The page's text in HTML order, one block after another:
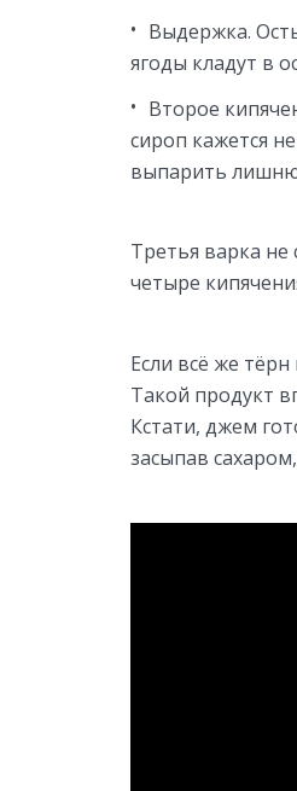
Выдержка.
ягоды кладут в
Второе
сироп кажется
выпарить
Третья варка
четыре
Если всё же
Такой продукт
Кстати, джем
засыпав